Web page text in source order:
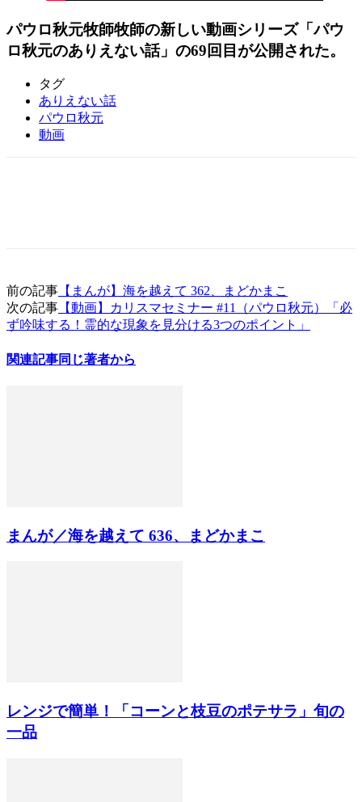
パウロ秋元牧師牧師の新しい動画シリーズ「パウ
ロ秋元のありえない話」の69回目が公開された。
タグ
ありえない話
パウロ秋元
動画
前の記事 【まんが】海を越えて 362、まどかまこ
次の記事 【動画】カリスマセミナー #11（パウロ秋元）「必
ず吟味する！霊的な現象を見分ける3つのポイント」
関連記事同じ著者から
まんが／海を越えて 636、まどかまこ
レンジで簡単！「コーンと枝豆のポテサラ」旬の
一品